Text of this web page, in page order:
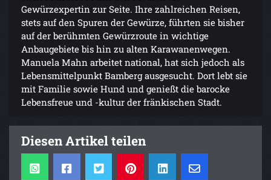
Gewürzexpertin zur Seite. Ihre zahlreichen Reisen,
stets auf den Spuren der Gewürze, führten sie bisher
auf der berühmten Gewürzroute in wichtige
Anbaugebiete bis hin zu alten Karawanenwegen.
Manuela Mahn arbeitet national, hat sich jedoch als
Lebensmittelpunkt Bamberg ausgesucht. Dort lebt sie
mit Familie sowie Hund und genießt die barocke
Lebensfreue und -kultur der fränkischen Stadt.
Diesen Artikel teilen